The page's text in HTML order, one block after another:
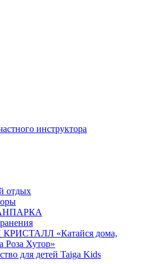
инструктора
отдых
«Катайся дома,
Роза Хутор»
для детей Taiga Kids